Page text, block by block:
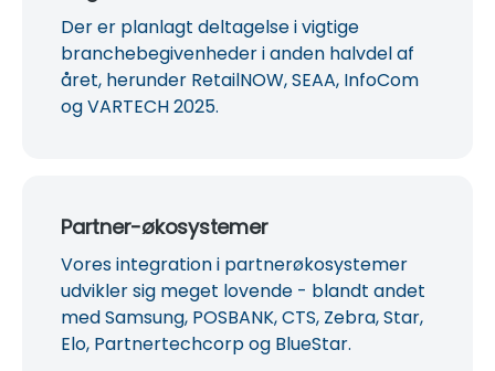
Der er planlagt deltagelse i vigtige
branchebegivenheder i anden halvdel af
året, herunder RetailNOW, SEAA, InfoCom
og VARTECH 2025.
Partner-økosystemer
Vores integration i partnerøkosystemer
udvikler sig meget lovende - blandt andet
med Samsung, POSBANK, CTS, Zebra, Star,
Elo, Partnertechcorp og BlueStar.